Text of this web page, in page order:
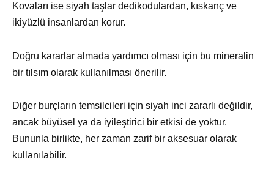
Kovaları ise siyah taşlar dedikodulardan, kıskanç ve
ikiyüzlü insanlardan korur.
Doğru kararlar almada yardımcı olması için bu mineralin
bir tılsım olarak kullanılması önerilir.
Diğer burçların temsilcileri için siyah inci zararlı değildir,
ancak büyüsel ya da iyileştirici bir etkisi de yoktur.
Bununla birlikte, her zaman zarif bir aksesuar olarak
kullanılabilir.